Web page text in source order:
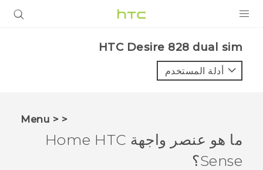
VIVE
VIVERSE
البرامج + التطبيقات
HTC Desire 828 dual sim‎
أدلة المستخدم
< < Menu
ما هو عنصر واجهة Home HTC
Sense؟